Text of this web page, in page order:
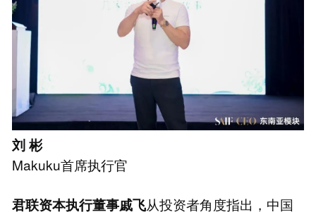
刘 彬
Makuku首席执行官
君联资本执行董事戚飞从投资者角度指出，中国